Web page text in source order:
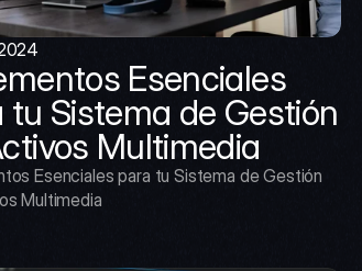
Esenciales
tu Sistema de Gestión
Multimedia
Esenciales para tu Sistema de Gestión
Multimedia